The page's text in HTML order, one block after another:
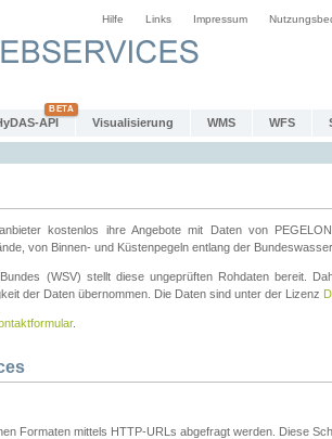
Hilfe Links Impressum
API Visualisierung WMS WFS
kostenlos ihre Angebote mit Daten von
von Binnen- und Küstenpegeln entlang der
(WSV) stellt diese ungeprüften Rohdaten bereit.
der Daten übernommen. Die Daten sind unter der Lizenz
.
Formaten mittels HTTP-URLs abgefragt werden. Diese